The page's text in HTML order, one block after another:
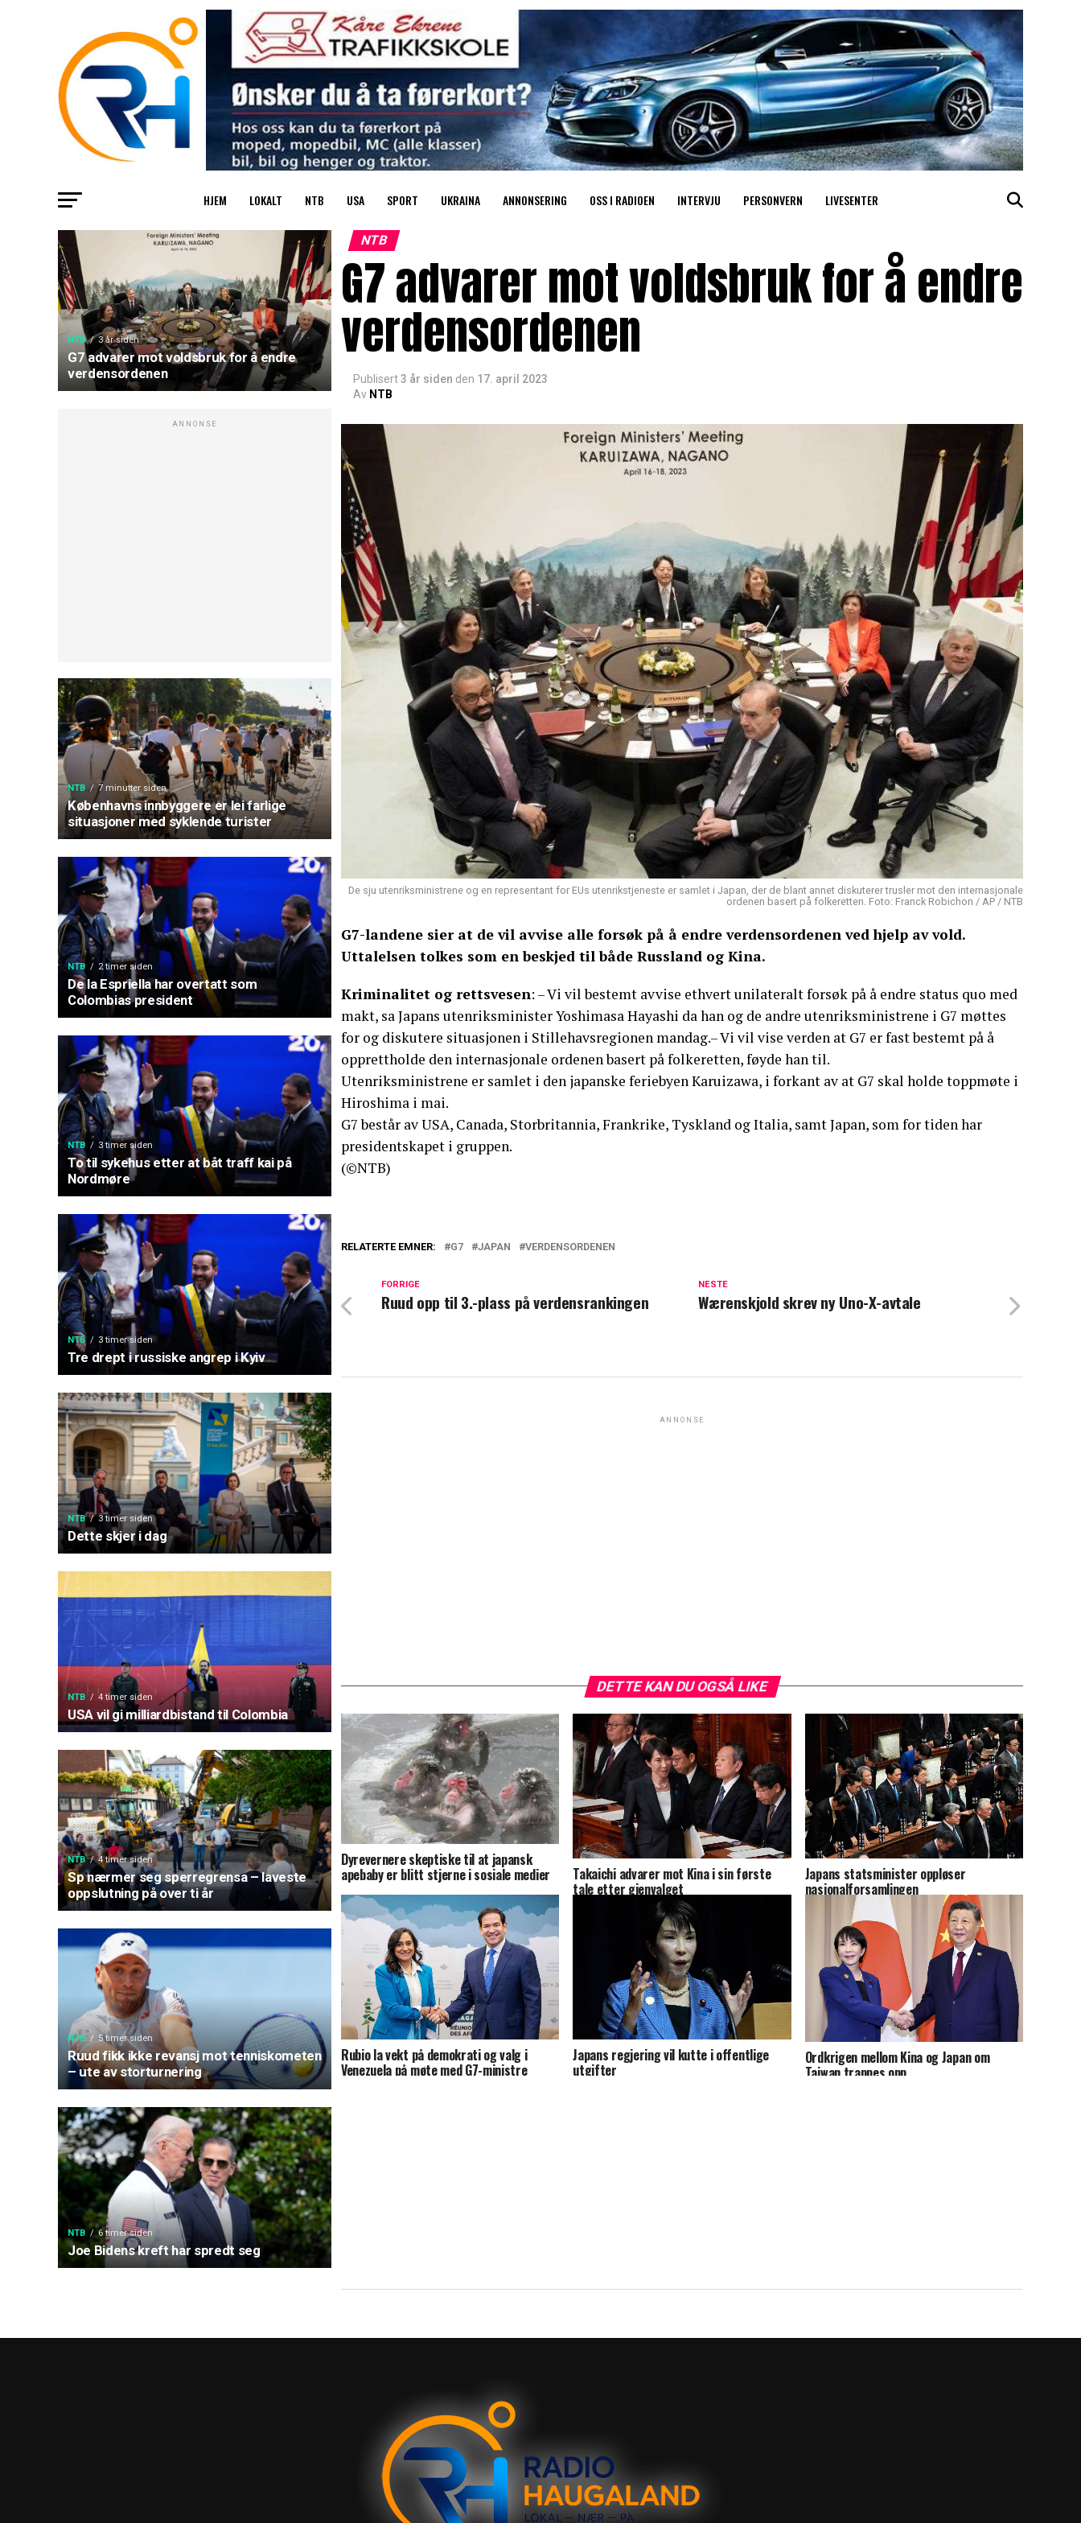
HJEM LOKALT NTB USA SPORT UKRAINA ANNONSERING OSS I RADIOEN INTERVJU PERSONVERN LIVESENTER
NTB 3 år siden
G7 advarer mot voldsbruk for å endre
verdensordenen
ANNONSE
NTB 7 minutter siden
Københavns innbyggere er lei farlige
situasjoner med syklende turister
NTB 2 timer siden
De la Espriella har overtatt som
Colombias president
NTB 3 timer siden
To til sykehus etter at båt traff kai på
Nordmøre
NTB 3 timer siden
Tre drept i russiske angrep i Kyiv
NTB 3 timer siden
Dette skjer i dag
NTB 4 timer siden
USA vil gi milliardbistand til Colombia
NTB 4 timer siden
Sp nærmer seg sperregrensa – laveste
oppslutning på over ti år
NTB 5 timer siden
Ruud fikk ikke revansj mot tenniskometen
– ute av storturnering
NTB 6 timer siden
Joe Bidens kreft har spredt seg
NTB
G7 advarer mot voldsbruk for å endre
verdensordenen
Publisert3 år siden den 17. april 2023
Av NTB
De sju utenriksministrene og en representant for EUs utenrikstjeneste er samlet i Japan, der de blant annet diskuterer trusler mot den internasjonale
ordenen basert på folkeretten. Foto: Franck Robichon / AP / NTB
G7-landene sier at de vil avvise alle forsøk på å endre verdensordenen ved hjelp av vold.
Uttalelsen tolkes som en beskjed til både Russland og Kina.
Kriminalitet og rettsvesen: – Vi vil bestemt avvise ethvert unilateralt forsøk på å endre status quo med
makt, sa Japans utenriksminister Yoshimasa Hayashi da han og de andre utenriksministrene i G7 møttes
for og diskutere situasjonen i Stillehavsregionen mandag.– Vi vil vise verden at G7 er fast bestemt på å
opprettholde den internasjonale ordenen basert på folkeretten, føyde han til.
Utenriksministrene er samlet i den japanske feriebyen Karuizawa, i forkant av at G7 skal holde toppmøte i
Hiroshima i mai.
G7 består av USA, Canada, Storbritannia, Frankrike, Tyskland og Italia, samt Japan, som for tiden har
presidentskapet i gruppen.
(©NTB)
RELATERTE EMNER: G7 JAPAN VERDENSORDENEN
NESTE
Wærenskjold skrev ny Uno-X-avtale
FORRIGE
Ruud opp til 3.-plass på verdensrankingen
ANNONSE
DETTE KAN DU OGSÅ LIKE
Dyrevernere skeptiske til at japansk
apebaby er blitt stjerne i sosiale medier Takaichi advarer mot Kina i sin første
tale etter gjenvalget
Japans statsminister oppløser
nasjonalforsamlingen
Rubio la vekt på demokrati og valg i
Venezuela på møte med G7-ministre
Japans regjering vil kutte i offentlige
utgifter
Ordkrigen mellom Kina og Japan om
Taiwan trappes opp